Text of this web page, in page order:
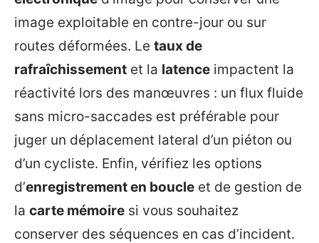
image exploitable en contre-jour ou sur
routes déformées. Le taux de
rafraîchissement et la latence impactent la
réactivité lors des manœuvres : un flux fluide
sans micro-saccades est préférable pour
juger un déplacement lateral d’un piéton ou
d’un cycliste. Enfin, vérifiez les options
d’enregistrement en boucle et de gestion de
la carte mémoire si vous souhaitez
conserver des séquences en cas d’incident.